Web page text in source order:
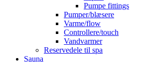
Pumpe fittings
Pumper/blæsere
Varme/flow
Controllere/touch
Vandvarmer
Reservedele til spa
Sauna